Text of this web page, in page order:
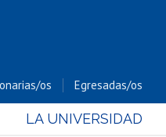
os Egresadas/os
LA UNIVERSIDAD